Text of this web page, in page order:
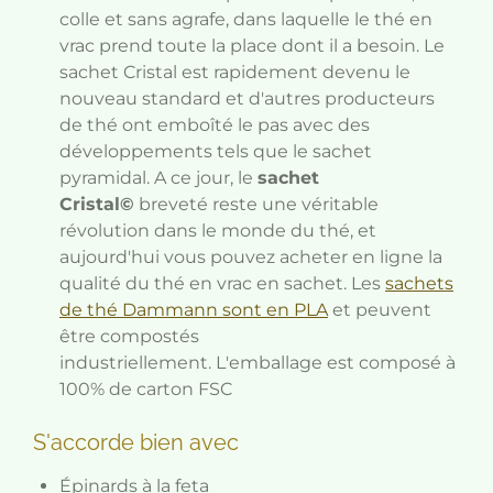
colle et sans agrafe, dans laquelle le thé en
vrac prend toute la place dont il a besoin. Le
sachet Cristal est rapidement devenu le
nouveau standard et d'autres producteurs
de thé ont emboîté le pas avec des
développements tels que le sachet
pyramidal. A ce jour, le sachet
Cristal© breveté reste une véritable
révolution dans le monde du thé, et
aujourd'hui vous pouvez acheter en ligne la
qualité du thé en vrac en sachet. Les sachets
de thé Dammann sont en PLAet peuvent
être compostés
industriellement. L'emballage est composé à
100% de carton FSC
S'accorde bien avec
Épinards à la feta